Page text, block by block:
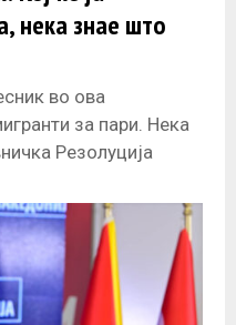
нека знае што
во ова
за пари. Нека
Резолуција